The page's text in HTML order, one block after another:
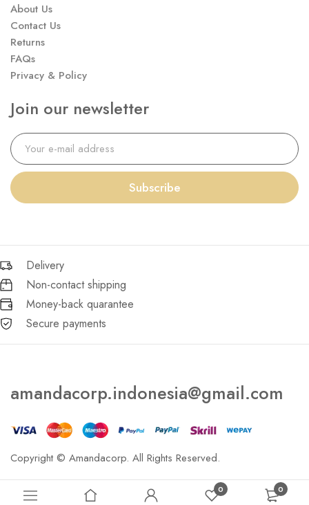
0 0
About Us
Contact Us
Returns
FAQs
Privacy & Policy
Join our newsletter
Subscribe
Delivery
Non-contact shipping
Money-back quarantee
Secure payments
amandacorp.indonesia@gmail.com
Copyright © Amandacorp. All Rights Reserved.